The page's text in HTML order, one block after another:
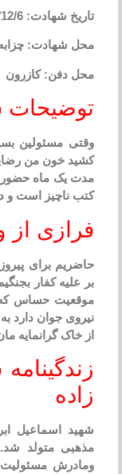
1360/12/6
شهادت: چزابه
دفن: کازرون
مسئولین بسیج از او
خون من رضایت نامه
ماه حضور در جبهه
است و در تاریخ 6/12/1360 جام وصال نوشید.
از
برای پیروزی این
کفار بجنگیم و بر
حساس که مکتب پر
جوان دارد به یاری هم
گرانمایه مان بیرون
مذهبی